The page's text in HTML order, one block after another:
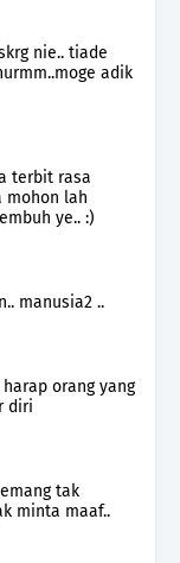
nie.. tiade
adik
terbit rasa
mohon lah
ye.. :)
manusia2 ..
orang yang
diri
tak
minta maaf..